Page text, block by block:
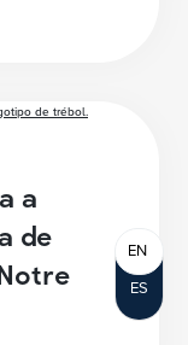
a
de
ES
EN